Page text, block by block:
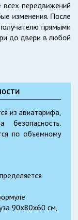
передвижений
изменения. После
прямыми
до двери в любой
из авиатарифа,
по объемному
90х80х60 см,